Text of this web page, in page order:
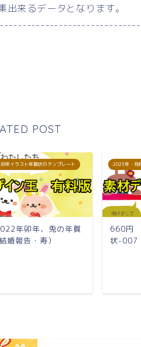
出来るデータとなります。
POST
年イラスト年賀状のテンプレート
年卯年、兎の年賀
婚報告・寿）
2023年・有
660円
状-007